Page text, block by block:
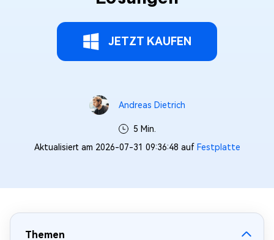
JETZT KAUFEN
Andreas Dietrich
5 Min.
Aktualisiert am 2026-07-31 09:36:48 auf Festplatte
Themen